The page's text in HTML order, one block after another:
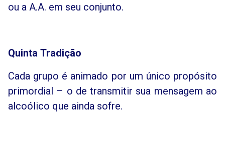
ou a A.A. em seu conjunto.
Quinta Tradição
Cada grupo é animado por um único propósito
primordial – o de transmitir sua mensagem ao
alcoólico que ainda sofre.